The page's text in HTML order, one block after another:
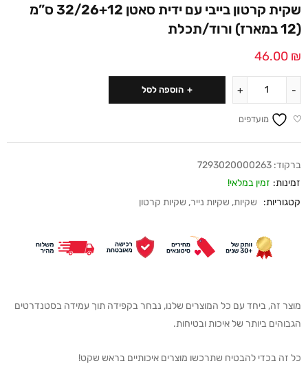
שקית קרטון בייבי עם ידית סאטן 32/26+12 ס”מ
(12 במארז) ורוד/תכלת
46.00 ₪
הוספה לסל
מועדפים
ברקוד: 7293020000263
זמינות: זמין במלאי!
קטגוריות:
שקיות, שקיות נייר, שקיות קרטון
מוצר זה, ביחד עם כל המוצרים שלנו, נבחר בקפידה תוך עמידה בסטנדרטים
הגבוהים ביותר של איכות ובטיחות.
כל זה בכדי להבטיח שתרכשו מוצרים איכותיים בראש שקט!